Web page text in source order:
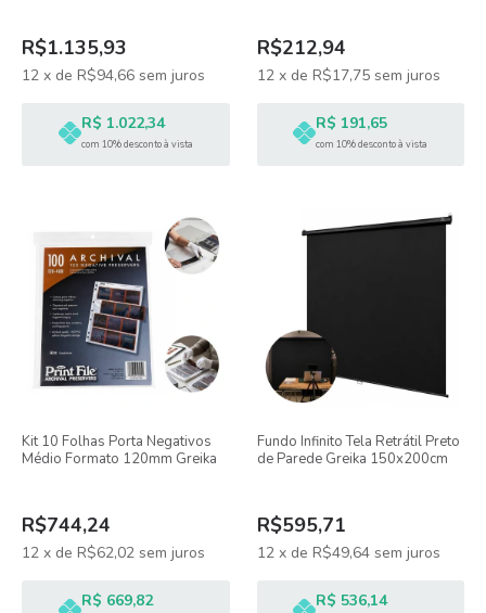
R$1.135,93
12 x de R$94,66 sem juros
R$ 1.022,34
com 10% desconto à vista
R$212,94
12 x de R$17,75 sem juros
R$ 191,65
com 10% desconto à vista
Kit 10 Folhas Porta Negativos
Médio Formato 120mm Greika
R$744,24
12 x de R$62,02 sem juros
R$ 669,82
Fundo Infinito Tela Retrátil Preto
de Parede Greika 150x200cm
R$595,71
12 x de R$49,64 sem juros
R$ 536,14